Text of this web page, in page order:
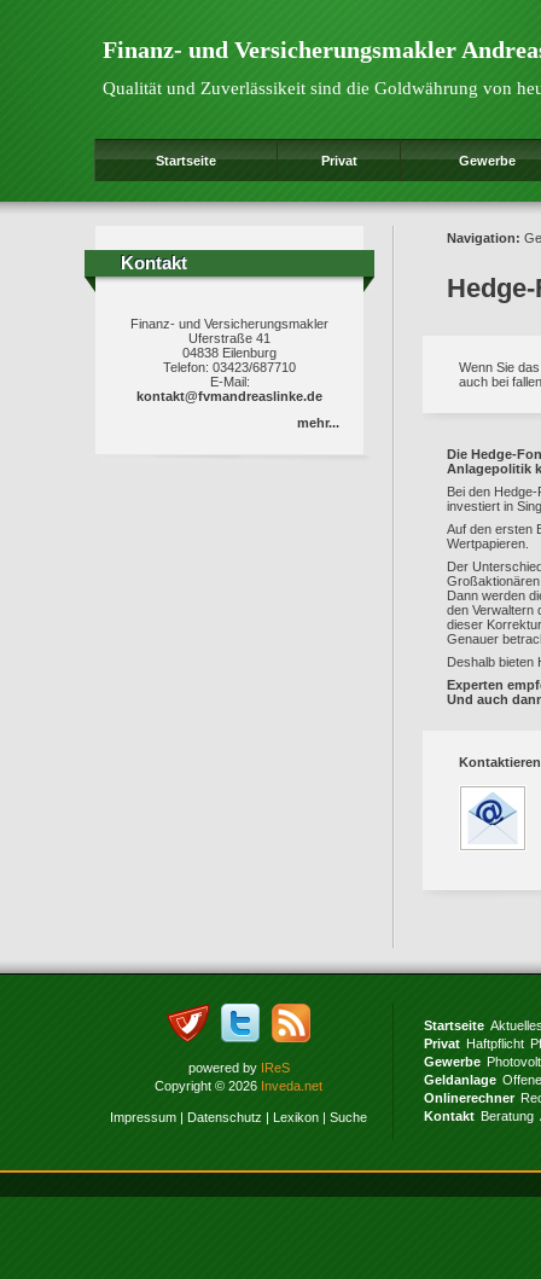
Finanz- und Versicherungsmakler
Qualität und Zuverlässikeit sind die Goldwährung von
Startseite Privat Gewerbe
Kontakt
Kontakt
Finanz- und Versicherungsmakler
Uferstraße 41
04838 Eilenburg
Telefon: 03423/687710
E-Mail:
kontakt@fvmandreaslinke.de
mehr...
Navigation:
Wenn Sie
auch bei
Die Hedge-
Anlagepolitik
Bei den
investiert in
Auf den ersten
Wertpapieren.
Der
Dann werden
den Verwaltern
dieser
Genauer
Deshalb bieten
Experten
Und auch
powered by IReS
Copyright © 2026 Inveda.net
Impressum | Datenschutz | Lexikon | Suche
Startseite
Privat Haftpflicht
Gewerbe
Geldanlage
Onlinerechner
Kontakt Beratung